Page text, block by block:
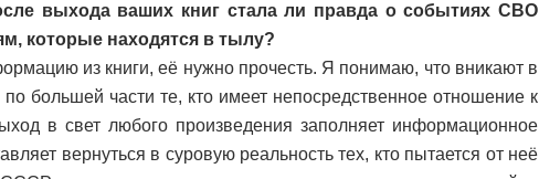
выхода ваших книг стала ли правда о событиях СВО
которые находятся в тылу?
из книги, её нужно прочесть. Я понимаю, что вникают в
большей части те, кто имеет непосредственное отношение к
в свет любого произведения заполняет информационное
вернуться в суровую реальность тех, кто пытается от неё